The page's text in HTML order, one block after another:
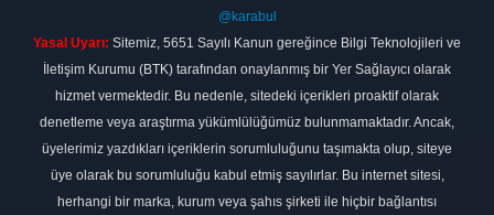
@karabul
Yasal Uyarı: Sitemiz, 5651 Sayılı Kanun gereğince Bilgi Teknolojileri ve
İletişim Kurumu (BTK) tarafından onaylanmış bir Yer Sağlayıcı olarak
hizmet vermektedir. Bu nedenle, sitedeki içerikleri proaktif olarak
denetleme veya araştırma yükümlülüğümüz bulunmamaktadır. Ancak,
üyelerimiz yazdıkları içeriklerin sorumluluğunu taşımakta olup, siteye
üye olarak bu sorumluluğu kabul etmiş sayılırlar. Bu internet sitesi,
herhangi bir marka, kurum veya şahıs şirketi ile hiçbir bağlantısı